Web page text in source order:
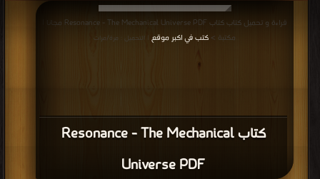
كتاب Resonance - The Mechanical
Universe PDF
قراءة و تحميل كتاب كتاب Resonance - The Mechanical Universe PDF مجانا |
مكتبة > كتب في اكبر موقع | التحميل : مرة/مرات